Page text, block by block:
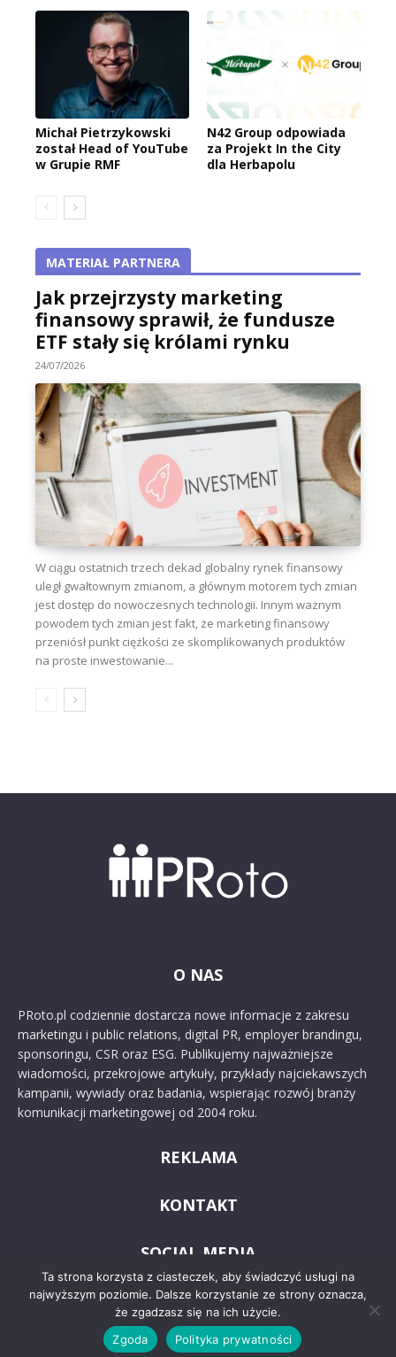
Michał Pietrzykowski
został Head of YouTube
w Grupie RMF
N42 Group odpowiada
za Projekt In the City
dla Herbapolu
MATERIAŁ PARTNERA
Jak przejrzysty marketing
finansowy sprawił, że fundusze
ETF stały się królami rynku
24/07/2026
W ciągu ostatnich trzech dekad globalny rynek finansowy
uległ gwałtownym zmianom, a głównym motorem tych zmian
jest dostęp do nowoczesnych technologii. Innym ważnym
powodem tych zmian jest fakt, że marketing finansowy
przeniósł punkt ciężkości ze skomplikowanych produktów
na proste inwestowanie...
O NAS
PRoto.pl codziennie dostarcza nowe informacje z zakresu
marketingu i public relations, digital PR, employer brandingu,
sponsoringu, CSR oraz ESG. Publikujemy najważniejsze
wiadomości, przekrojowe artykuły, przykłady najciekawszych
kampanii, wywiady oraz badania, wspierając rozwój branży
komunikacji marketingowej od 2004 roku.
REKLAMA
KONTAKT
SOCIAL MEDIA
Ta strona korzysta z ciasteczek, aby świadczyć usługi na
najwyższym poziomie. Dalsze korzystanie ze strony oznacza,
że zgadzasz się na ich użycie.
Zgoda
Polityka prywatności